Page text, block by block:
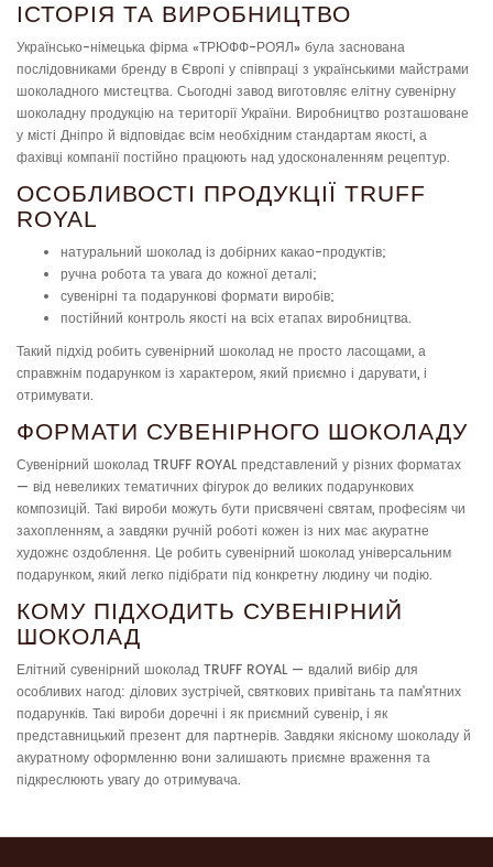
ІСТОРІЯ ТА ВИРОБНИЦТВО
Українсько-німецька фірма «ТРЮФФ-РОЯЛ» була заснована
послідовниками бренду в Європі у співпраці з українськими майстрами
шоколадного мистецтва. Сьогодні завод виготовляє елітну сувенірну
шоколадну продукцію на території України. Виробництво розташоване
у місті Дніпро й відповідає всім необхідним стандартам якості, а
фахівці компанії постійно працюють над удосконаленням рецептур.
ОСОБЛИВОСТІ ПРОДУКЦІЇ TRUFF
ROYAL
натуральний шоколад із добірних какао-продуктів;
ручна робота та увага до кожної деталі;
сувенірні та подарункові формати виробів;
постійний контроль якості на всіх етапах виробництва.
Такий підхід робить сувенірний шоколад не просто ласощами, а
справжнім подарунком із характером, який приємно і дарувати, і
отримувати.
ФОРМАТИ СУВЕНІРНОГО ШОКОЛАДУ
Сувенірний шоколад TRUFF ROYAL представлений у різних форматах
— від невеликих тематичних фігурок до великих подарункових
композицій. Такі вироби можуть бути присвячені святам, професіям чи
захопленням, а завдяки ручній роботі кожен із них має акуратне
художнє оздоблення. Це робить сувенірний шоколад універсальним
подарунком, який легко підібрати під конкретну людину чи подію.
КОМУ ПІДХОДИТЬ СУВЕНІРНИЙ
ШОКОЛАД
Елітний сувенірний шоколад TRUFF ROYAL — вдалий вибір для
особливих нагод: ділових зустрічей, святкових привітань та пам'ятних
подарунків. Такі вироби доречні і як приємний сувенір, і як
представницький презент для партнерів. Завдяки якісному шоколаду й
акуратному оформленню вони залишають приємне враження та
підкреслюють увагу до отримувача.